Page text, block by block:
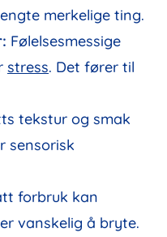
merkelige ting.
Følelsesmessige
stress. Det fører til
tekstur og smak
sensorisk
forbruk kan
vanskelig å bryte.